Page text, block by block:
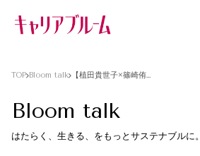
TOP Bloom talk 【植田貴世子×篠崎侑美】「子育ては未来をつくる仕事」女性の経験に価値を見出す保育と家事支援【後編】
Bloom talk
はたらく、生きる、をもっとサステナブルに。